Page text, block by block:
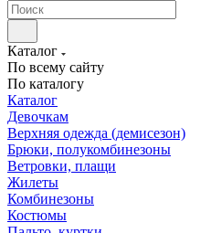
Каталог
По всему сайту
По каталогу
Каталог
Девочкам
Верхняя одежда (демисезон)
Брюки, полукомбинезоны
Ветровки, плащи
Жилеты
Комбинезоны
Костюмы